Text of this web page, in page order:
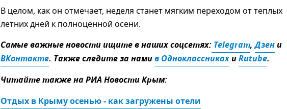
В целом, как он отмечает, неделя станет мягким переходом от теплых
летних дней к полноценной осени.
Самые важные новости ищите в наших соцсетях: Telegram,Дзени
ВКонтакте. Также следите за намив ОдноклассникахиRutube.
Читайте также на РИА Новости Крым:
Отдых в Крыму осенью - как загружены отели